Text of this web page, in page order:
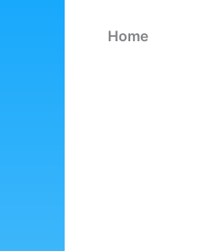
Home